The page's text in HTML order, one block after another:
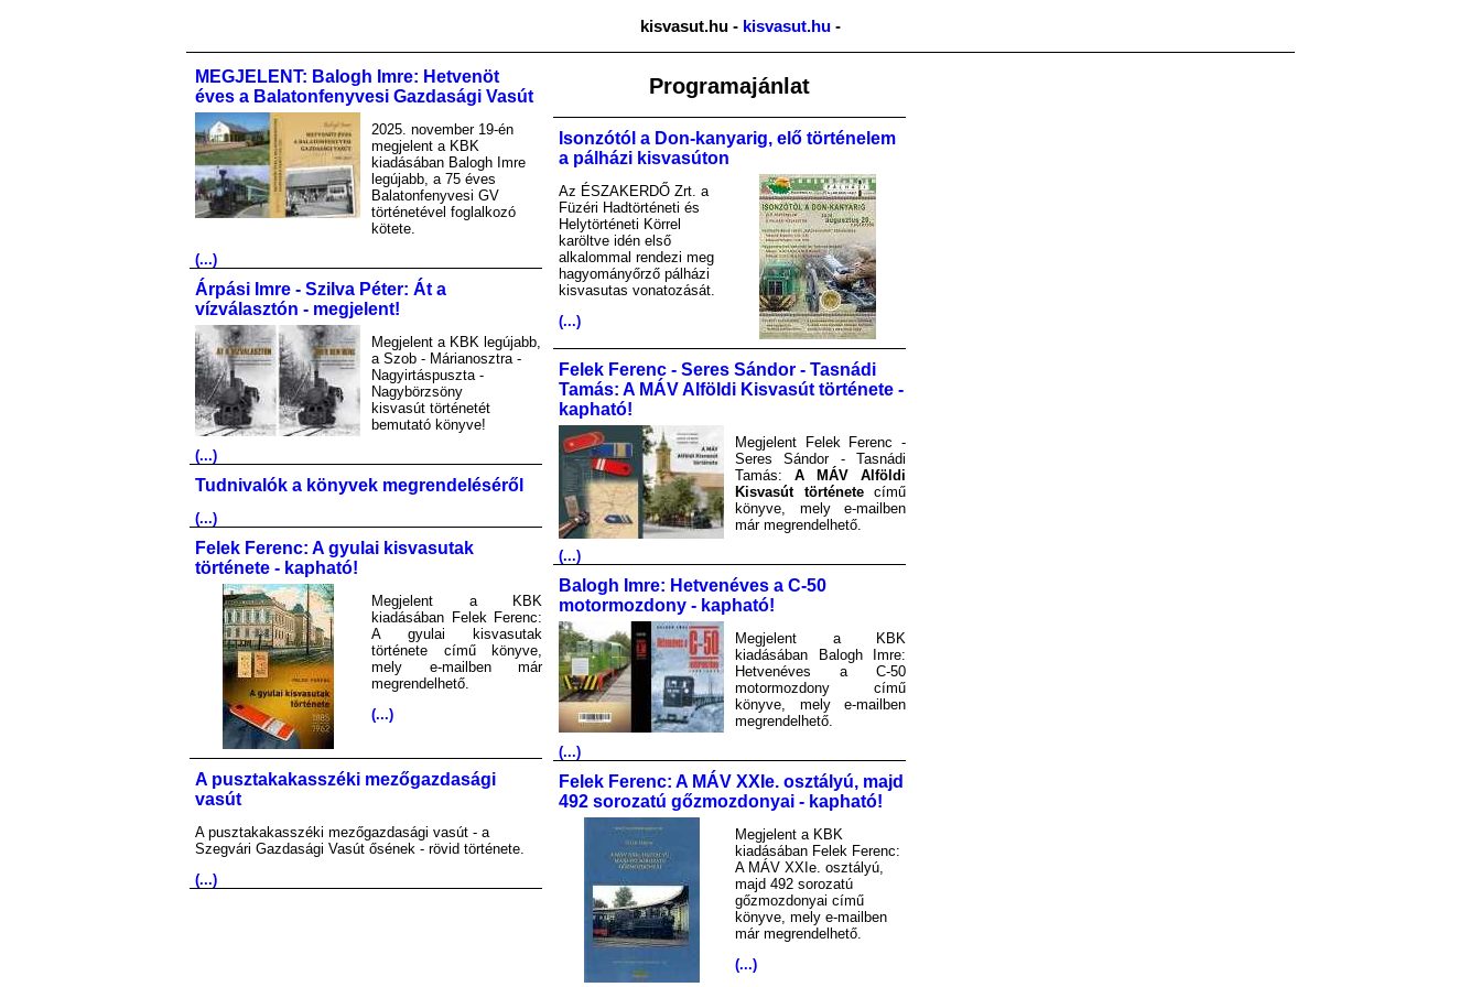
kisvasut.hu - kisvasut.hu -
MEGJELENT: Balogh Imre: Hetvenöt
éves a Balatonfenyvesi Gazdasági Vasút
2025. november 19-én
megjelent a KBK
kiadásában Balogh Imre
legújabb, a 75 éves
Balatonfenyvesi GV
történetével foglalkozó
kötete.
(...)
Árpási Imre - Szilva Péter: Át a
vízválasztón - megjelent!
Megjelent a KBK legújabb,
a Szob - Márianosztra -
Nagyirtáspuszta -
Nagybörzsöny
kisvasút történetét
bemutató könyve!
(...)
Tudnivalók a könyvek megrendeléséről
(...)
Felek Ferenc: A gyulai kisvasutak
története - kapható!
Megjelent a KBK
kiadásában Felek Ferenc:
A gyulai kisvasutak
története című könyve,
mely e-mailben már
megrendelhető.
(...)
A pusztakakasszéki mezőgazdasági
vasút
A pusztakakasszéki mezőgazdasági vasút - a
Szegvári Gazdasági Vasút ősének - rövid története.
(...)
Programajánlat
Isonzótól a Don-kanyarig, elő történelem
a pálházi kisvasúton
Az ÉSZAKERDŐ Zrt. a
Füzéri Hadtörténeti és
Helytörténeti Körrel
karöltve idén első
alkalommal rendezi meg
hagyományőrző pálházi
kisvasutas vonatozását.
(...)
Felek Ferenc - Seres Sándor - Tasnádi
Tamás: A MÁV Alföldi Kisvasút története -
kapható!
Megjelent Felek Ferenc -
Seres Sándor - Tasnádi
Tamás: A MÁV Alföldi
Kisvasút története című
könyve, mely e-mailben
már megrendelhető.
(...)
Balogh Imre: Hetvenéves a C-50
motormozdony - kapható!
Megjelent a KBK
kiadásában Balogh Imre:
Hetvenéves a C-50
motormozdony című
könyve, mely e-mailben
megrendelhető.
(...)
Felek Ferenc: A MÁV XXIe. osztályú, majd
492 sorozatú gőzmozdonyai - kapható!
Megjelent a KBK
kiadásában Felek Ferenc:
A MÁV XXIe. osztályú,
majd 492 sorozatú
gőzmozdonyai című
könyve, mely e-mailben
már megrendelhető.
(...)